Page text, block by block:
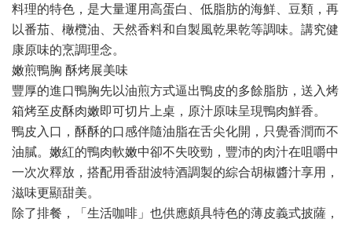
料理的特色，是大量運用高蛋白、低脂肪的海鮮、豆類，再
以番茄、橄欖油、天然香料和自製風乾果乾等調味。講究健
康原味的烹調理念。
嫩煎鴨胸 酥烤展美味
豐厚的進口鴨胸先以油煎方式逼出鴨皮的多餘脂肪，送入烤
箱烤至皮酥肉嫩即可切片上桌，原汁原味呈現鴨肉鮮香。
鴨皮入口，酥酥的口感伴隨油脂在舌尖化開，只覺香潤而不
油膩。嫩紅的鴨肉軟嫩中卻不失咬勁，豐沛的肉汁在咀嚼中
一次次釋放，搭配用香甜波特酒調製的綜合胡椒醬汁享用，
滋味更顯甜美。
除了排餐，「生活咖啡」也供應頗具特色的薄皮義式披薩，